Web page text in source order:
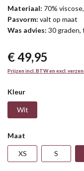
Materiaal: 70%
Pasvorm: valt op maat
Was advies: 30 graden,
€ 49,95
Prijzen incl. BTW en excl.
Kleur
Wit
Maat
XS S